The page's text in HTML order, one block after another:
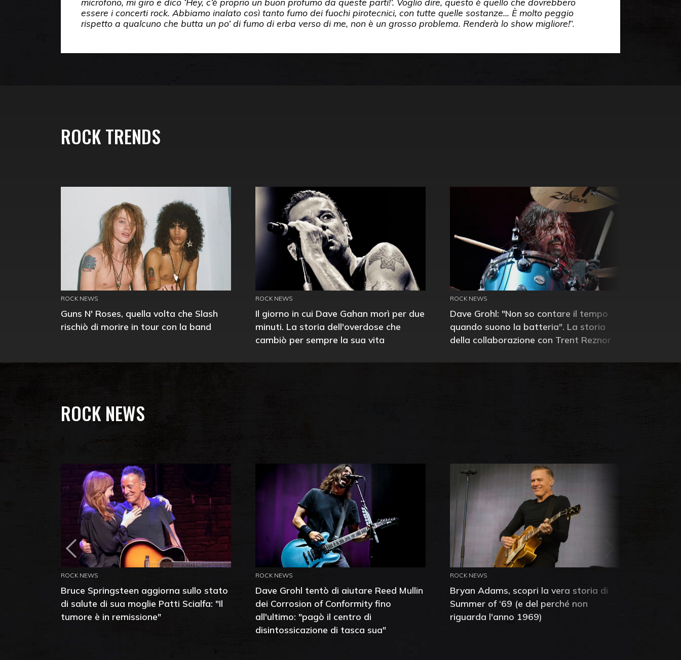
essere i concerti rock. Abbiamo inalato così tanto fumo dei fuochi pirotecnici, con tutte quelle sostanze… È molto peggio
rispetto a qualcuno che butta un po’ di fumo di erba verso di me, non è un grosso problema. Renderà lo show migliore!”.
ROCK TRENDS
ROCK NEWS
Guns N' Roses, quella volta che Slash
rischiò di morire in tour con la band
ROCK NEWS
Il giorno in cui Dave Gahan morì per due
minuti. La storia dell'overdose che
cambiò per sempre la sua vita
ROCK NEWS
Dave Grohl: "Non so contare il tempo
quando suono la batteria". La storia
della collaborazione con Trent Reznor
ROCK NEWS
ROCK NEWS
Bruce Springsteen aggiorna sullo stato
di salute di sua moglie Patti Scialfa: "Il
tumore è in remissione"
ROCK NEWS
Dave Grohl tentò di aiutare Reed Mullin
dei Corrosion of Conformity fino
all'ultimo: "pagò il centro di
disintossicazione di tasca sua"
ROCK NEWS
Bryan Adams, scopri la vera storia di
Summer of ‘69 (e del perché non
riguarda l'anno 1969)